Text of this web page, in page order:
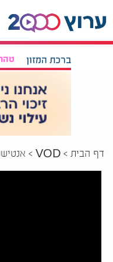
ברכת המזון
דף הבית VOD